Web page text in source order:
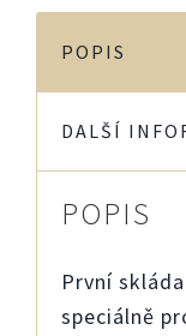
POPIS
DALŠÍ
POPIS
První
speciálně